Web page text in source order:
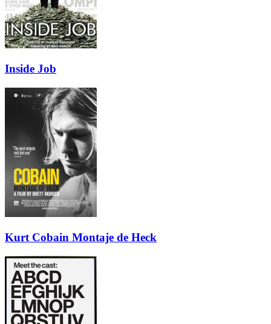
Inside Job
Kurt Cobain Montaje de Heck